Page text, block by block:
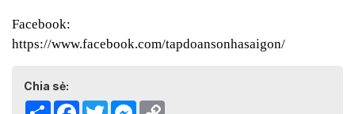
Facebook:
https://www.facebook.com/tapdoansonhasaigon/
Chia sẻ:
Share Facebook
TwitterMessenger